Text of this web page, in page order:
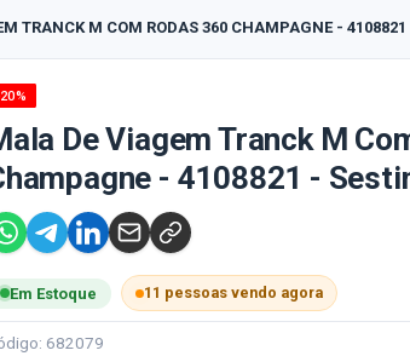
TRANCK M COM RODAS 360 CHAMPAGNE -
De Viagem Tranck M
- 4108821 -
Em Estoque 11 pessoas vendo agora
682079